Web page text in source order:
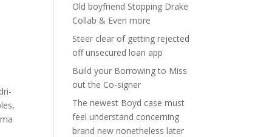
Old boyfriend Stopping Drake
Collab & Even more
Steer clear of getting rejected
off unsecured loan app
Build your Borrowing to Miss
out the Co-signer
The newest Boyd case must
feel understand concerning
brand new nonetheless later